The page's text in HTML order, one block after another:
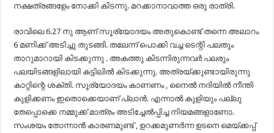
നക്ഷത്രങ്ങളേം നോക്കി കിടന്നു. മറക്കാനാവാത്ത ഒരു രാത്രി.
രാവിലെ 6.27 നു ആണ് സൂര്യോദയം അതുകൊണ്ട് തന്നെ അലാറം
6 മണിക്ക് അടിച്ചു തുടങ്ങി. തലേന്ന് പൊക്കി വച്ച ടെന്റി പലതും
താറുമാറായി കിടക്കുന്നു . അകത്തു കിടന്നിരുന്നവർ പലരും
പലയിടങ്ങളിലായി കട്ടിലിൽ കിടക്കുന്നു. അത്രയ്ക്കുണ്ടായിരുന്നു
കാറ്റിന്റെ ശക്തി. സൂര്യോദയം കാണണം , നൈൽ നദിയിൽ നീന്തി
കുളിക്കണം ഇതൊക്കെയാണ് പ്ലാൻ. എന്നാൽ കുളിയും പല്ലു
തേപ്പൊക്കെ നമ്മുക്ക് മാത്രം അടിച്ചേൽപ്പിച്ച നിയമങ്ങളാണോ.
സംശയം തോന്നാൻ കാരണമുണ്ട് , ഉറക്കമുണർന്ന ഉടനെ മെയ്ക്കപ്പ്